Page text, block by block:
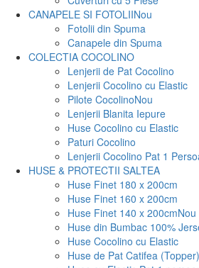
CANAPELE SI FOTOLIINou
Fotolii din Spuma
Canapele din Spuma
COLECTIA COCOLINO
Lenjerii de Pat Cocolino
Lenjerii Cocolino cu Elastic
Pilote CocolinoNou
Lenjerii Blanita Iepure
Huse Cocolino cu Elastic
Paturi Cocolino
Lenjerii Cocolino Pat 1
HUSE & PROTECTII SALTEA
Huse Finet 180 x 200cm
Huse Finet 160 x 200cm
Huse Finet 140 x 200cmNou
Huse din Bumbac 100%
Huse Cocolino cu Elastic
Huse de Pat Catifea (Topper)